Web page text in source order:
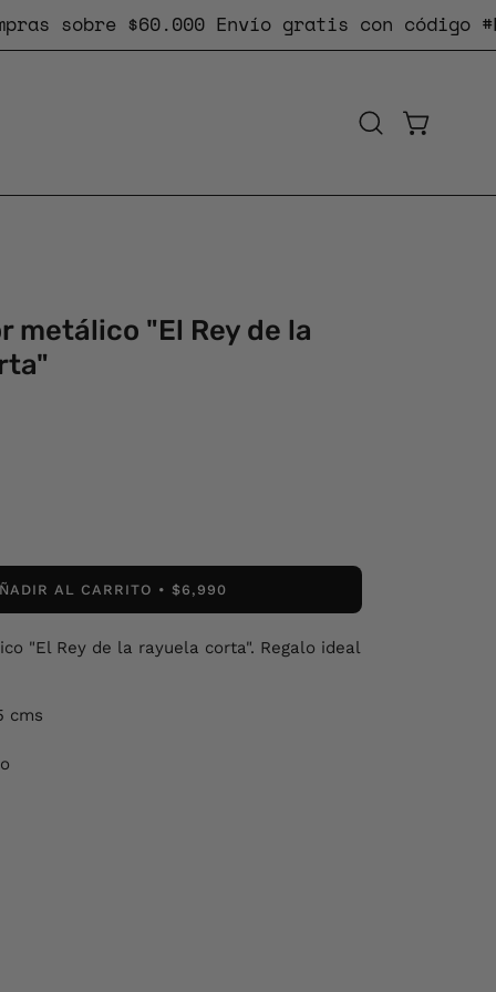
sobre $60.000Envío gratiscon código
Abrir CARRO
metálico "El Rey de la
AL CARRITO $6,990
"El Rey de la rayuela corta". Regalo ideal
cms